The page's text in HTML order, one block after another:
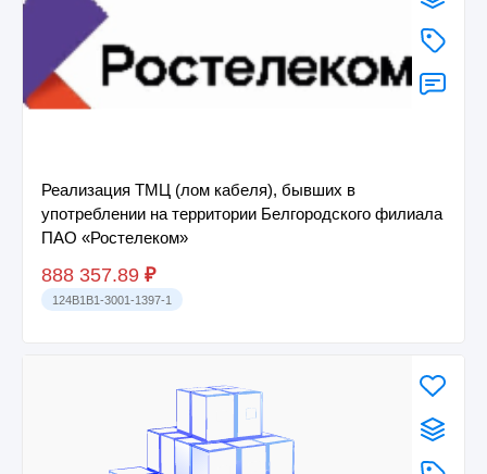
Реализация ТМЦ (лом кабеля), бывших в
употреблении на территории Белгородского филиала
ПАО «Ростелеком»
888 357.89 ₽
124B1B1-3001-1397-1